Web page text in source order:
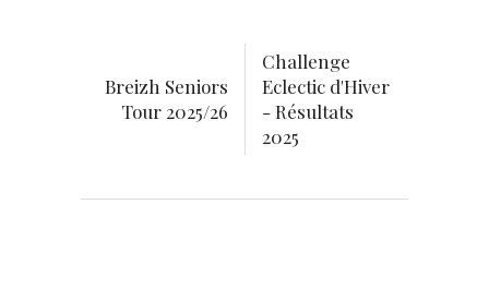
Breizh Seniors
Tour 2025/26
Challenge
Eclectic d'Hiver
- Résultats
2025